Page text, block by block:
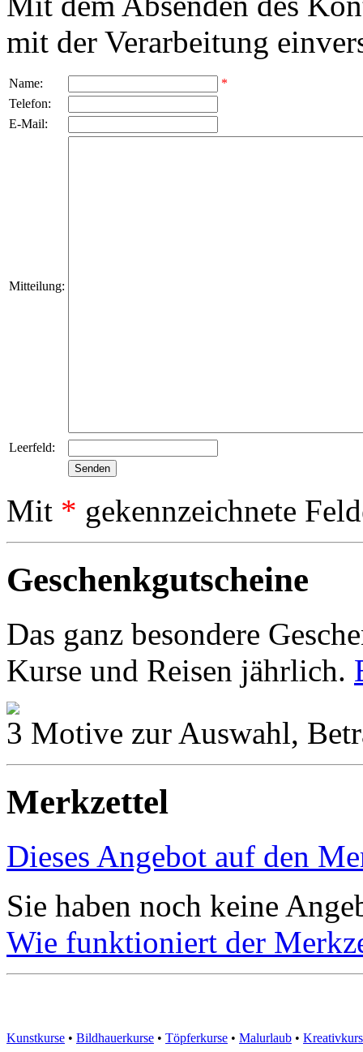
mit der Verarbeitung
Name:
*
Telefon:
E-Mail:
Mitteilung:
Leerfeld:
Mit * gekennzeichnete
Geschenkgutscheine
Das ganz besondere
Kurse und Reisen jährlich.
3 Motive zur Auswahl,
Merkzettel
Dieses Angebot auf den
Sie haben noch keine
Wie funktioniert der
Kunstkurse • Bildhauerkurse • Töpferkurse • Malurlaub •